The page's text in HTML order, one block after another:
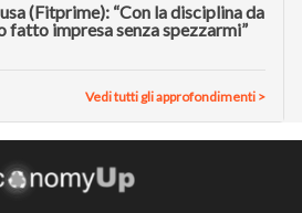
(Fitprime): “Con la disciplina da
fatto impresa senza spezzarmi”
Vedi tutti gli approfondimenti >